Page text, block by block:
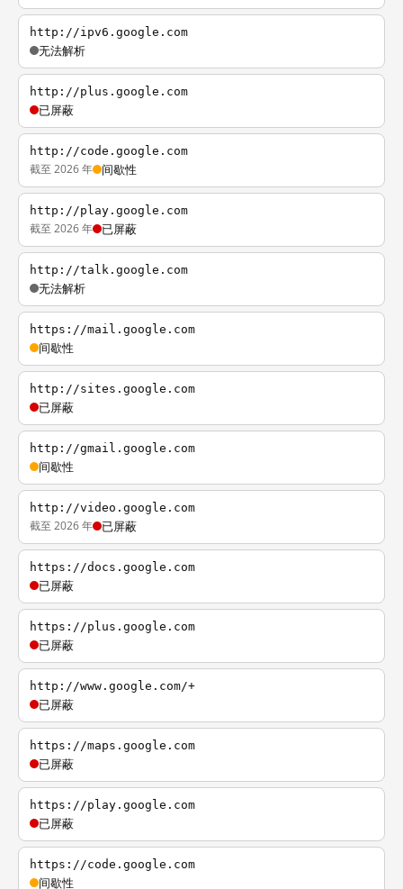
http://ipv6.google.com
无法解析
http://plus.google.com
已屏蔽
http://code.google.com
截至 2026 年 间歇性
http://play.google.com
截至 2026 年 已屏蔽
http://talk.google.com
无法解析
https://mail.google.com
间歇性
http://sites.google.com
已屏蔽
http://gmail.google.com
间歇性
http://video.google.com
截至 2026 年 已屏蔽
https://docs.google.com
已屏蔽
https://plus.google.com
已屏蔽
http://www.google.com/+
已屏蔽
https://maps.google.com
已屏蔽
https://play.google.com
已屏蔽
https://code.google.com
间歇性